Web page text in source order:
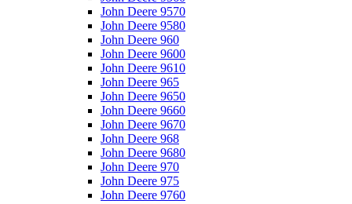
John Deere 9570
John Deere 9580
John Deere 960
John Deere 9600
John Deere 9610
John Deere 965
John Deere 9650
John Deere 9660
John Deere 9670
John Deere 968
John Deere 9680
John Deere 970
John Deere 975
John Deere 9760